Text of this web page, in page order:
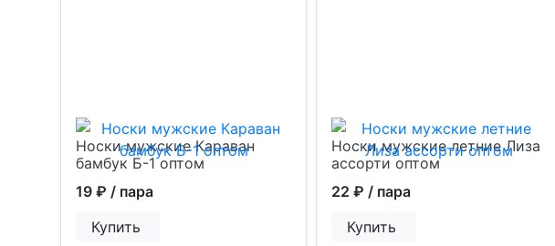
Носки мужские Караван
бамбук Б-1 оптом
19 ₽ / пара
Купить
Носки мужские летние Лиза
ассорти оптом
22 ₽ / пара
Купить